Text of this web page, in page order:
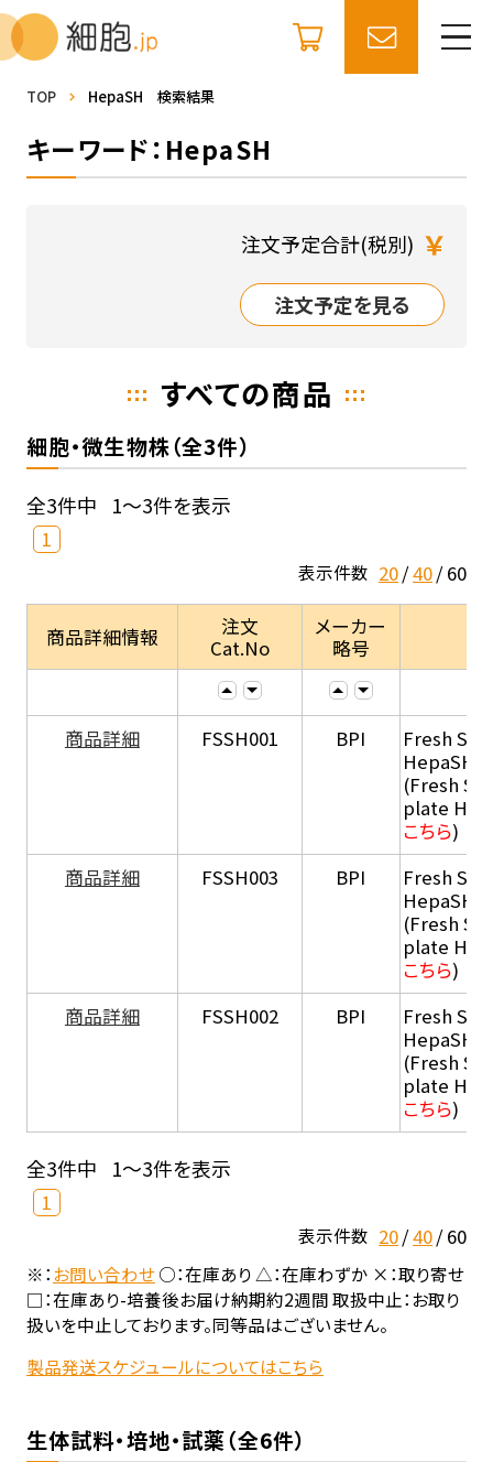
TOP HepaSH 検索結果
キーワード：HepaSH
注文予定合計(税別) ￥
注文予定を見る
すべての商品
細胞・微生物株（全3件）
全3件中 1～3件を表示
1
表示件数 20 40 60
商品詳細情報
注文
Cat.No
メーカー
略号
商品詳細 FSSH001 BPI
Fresh
HepaSH®
(Fresh
plate
こちら)
商品詳細
FSSH003 BPI
Fresh
HepaSH®
(Fresh
plate
こちら)
商品詳細
FSSH002 BPI
Fresh
HepaSH®
(Fresh
plate
こちら)
全3件中 1～3件を表示
1
表示件数 20 40 60
※：お問い合わせ○：在庫あり △：在庫わずか ×：取り寄せ
□：在庫あり-培養後お届け納期約2週間 取扱中止：お取り
扱いを中止しております。同等品はございません。
製品発送スケジュールについてはこちら
生体試料・培地・試薬（全6件）